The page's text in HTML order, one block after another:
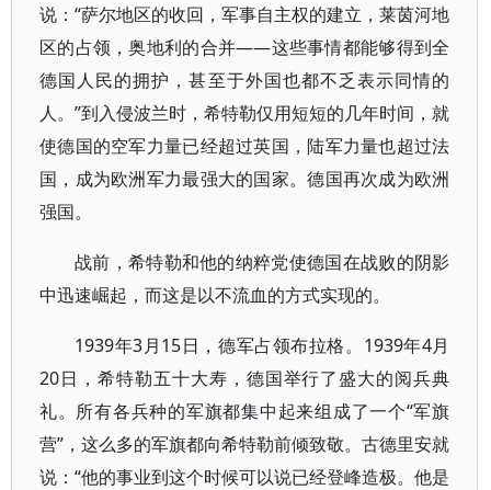
说：“萨尔地区的收回，军事自主权的建立，莱茵河地
区的占领，奥地利的合并——这些事情都能够得到全
德国人民的拥护，甚至于外国也都不乏表示同情的
人。”到入侵波兰时，希特勒仅用短短的几年时间，就
使德国的空军力量已经超过英国，陆军力量也超过法
国，成为欧洲军力最强大的国家。德国再次成为欧洲
强国。
战前，希特勒和他的纳粹党使德国在战败的阴影
中迅速崛起，而这是以不流血的方式实现的。
1939年3月15日，德军占领布拉格。1939年4月
20日，希特勒五十大寿，德国举行了盛大的阅兵典
礼。所有各兵种的军旗都集中起来组成了一个“军旗
营”，这么多的军旗都向希特勒前倾致敬。古德里安就
说：“他的事业到这个时候可以说已经登峰造极。他是